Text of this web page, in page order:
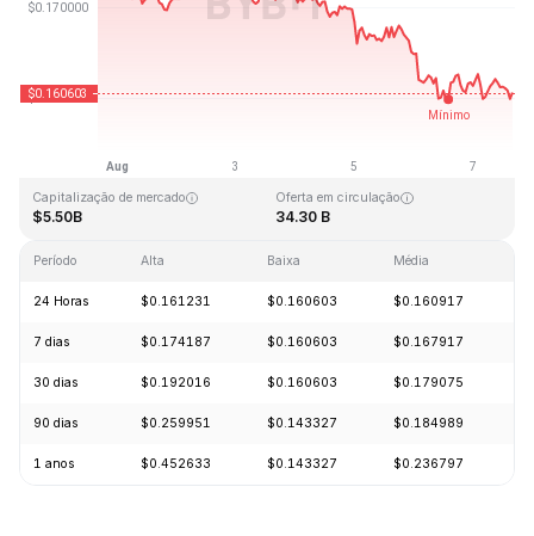
$0.875563 $0.000476
Capitalização de mercado
$5.50B
Oferta em circulação
34.30 B
Período Alta Baixa Média
24 Horas $0.161231 $0.160603 $0.160917
7 dias $0.174187 $0.160603 $0.167917
30 dias $0.192016 $0.160603 $0.179075
90 dias $0.259951 $0.143327 $0.184989
1 anos $0.452633 $0.143327 $0.236797